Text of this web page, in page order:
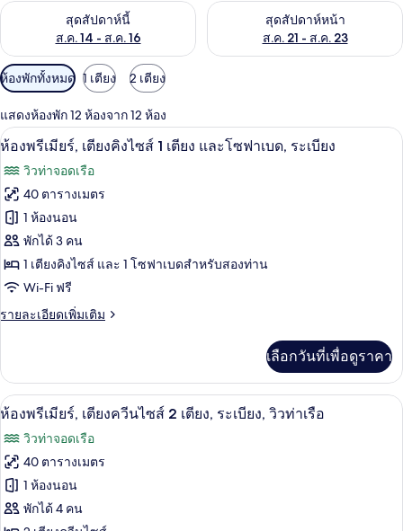
สุดสัปดาห์นี้
ส.ค. 14 - ส.ค. 16
ตรวจสอบจำนวนห้องพักว่างในสุดสัปดาห์นี้ ส.ค. 14 - ส.ค. 16
สุดสัปดาห์หน้า
ส.ค. 21 - ส.ค. 23
ตรวจสอบจำนวนห้องพักว่างใน
ตัว
กรอง
ที่
มี
ให้
สำหรับ
ห้อง
พัก
ห้องพักทั้งหมด 1 เตียง 2 เตียง
แสดงห้องพัก 12 ห้องจาก 12 ห้อง
เปิด
ภาพถ่าย
ทั้งหมด
ของ
ห้อง
พรีเมียร์,
เตียง
คิง
1
เตียง
และ
โซฟา
เบด,
ระเบียง
ห้องพรีเมียร์, เตียงคิงไซส์ 1 เตียง และ
6
ห้องพรีเมียร์, เตียงคิงไซส์ 1 เตียง และโซฟาเบด, ระเบียง
วิวท่าจอดเรือ
40 ตารางเมตร
1 ห้องนอน
พักได้ 3 คน
1 เตียงคิงไซส์ และ 1 โซฟาเบดสำหรับสองท่าน
Wi-Fi ฟรี
รายละเอียดเพิ่มเติม
ราย
เกี่ยว
กับ
ห้อง
เตียง
คิง
ไซส์
เตียง
และ
เลือกวันที่เพื่อดูราคา
เปิด
ภาพถ่าย
ทั้งหมด
ของ
ห้อง
ห้องพรีเมียร์, เตียงควีนไซส์ 2 เตียง, ระ
6
ห้องพรีเมียร์, เตียงควีนไซส์ 2 เตียง, ระเบียง, วิวท่าเรือ
วิวท่าจอดเรือ
40 ตารางเมตร
1 ห้องนอน
พักได้ 4 คน